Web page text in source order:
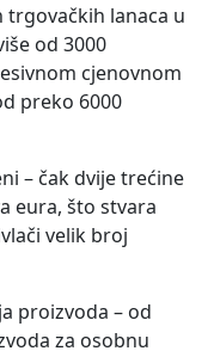
lanaca u
od 3000
cjenovnom
preko 6000
– čak dvije trećine
eura, što stvara
velik broj
proizvoda – od
za osobnu